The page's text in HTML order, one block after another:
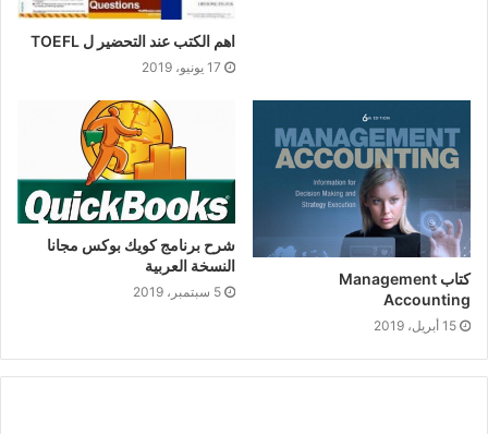
اهم الكتب عند التحضير ل TOEFL
17 يونيو، 2019
كتاب Management
Accounting
15 أبريل، 2019
شرح برنامج كويك بوكس مجانا
النسخة العربية
5 سبتمبر، 2019